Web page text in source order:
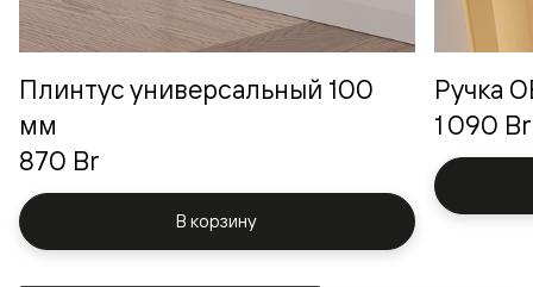
Плинтус универсальный 100
мм
870 Br
В корзину
Ручка
1 090 Br